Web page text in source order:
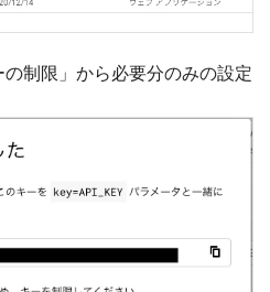
制限」から必要分のみの設定